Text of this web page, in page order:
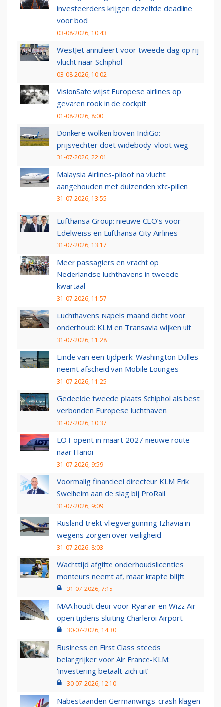
investeerders krijgen dezelfde deadline
voor bod
03-08-2026, 10:43
WestJet annuleert voor tweede dag op rij
vlucht naar Schiphol
03-08-2026, 10:02
VisionSafe wijst Europese airlines op
gevaren rook in de cockpit
01-08-2026, 8:00
Donkere wolken boven IndiGo:
prijsvechter doet widebody-vloot weg
31-07-2026, 22:01
Malaysia Airlines-piloot na vlucht
aangehouden met duizenden xtc-pillen
31-07-2026, 13:55
Lufthansa Group: nieuwe CEO’s voor
Edelweiss en Lufthansa City Airlines
31-07-2026, 13:17
Meer passagiers en vracht op
Nederlandse luchthavens in tweede
kwartaal
31-07-2026, 11:57
Luchthavens Napels maand dicht voor
onderhoud: KLM en Transavia wijken uit
31-07-2026, 11:28
Einde van een tijdperk: Washington Dulles
neemt afscheid van Mobile Lounges
31-07-2026, 11:25
Gedeelde tweede plaats Schiphol als best
verbonden Europese luchthaven
31-07-2026, 10:37
LOT opent in maart 2027 nieuwe route
naar Hanoi
31-07-2026, 9:59
Voormalig financieel directeur KLM Erik
Swelheim aan de slag bij ProRail
31-07-2026, 9:09
Rusland trekt vliegvergunning Izhavia in
wegens zorgen over veiligheid
31-07-2026, 8:03
Wachttijd afgifte onderhoudslicenties
monteurs neemt af, maar krapte blijft
31-07-2026, 7:15
MAA houdt deur voor Ryanair en Wizz Air
open tijdens sluiting Charleroi Airport
30-07-2026, 14:30
Business en First Class steeds
belangrijker voor Air France-KLM:
‘investering betaalt zich uit’
30-07-2026, 12:10
Nabestaanden Germanwings-crash klagen